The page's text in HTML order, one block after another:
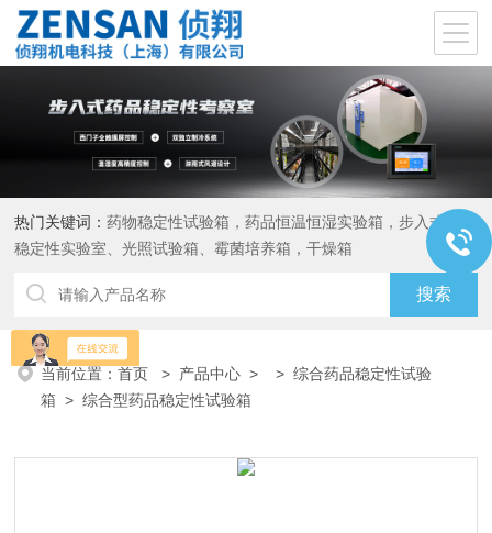
热门关键词：药物稳定性试验箱，药品恒温恒湿实验箱，步入式药品
稳定性实验室、光照试验箱、霉菌培养箱，干燥箱
当前位置：首页 > 产品中心 > >综合药品稳定性试验
箱 > 综合型药品稳定性试验箱